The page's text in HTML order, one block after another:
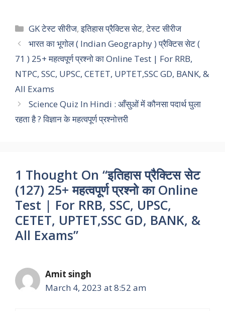
c
e
b
o
o
k
a
t
s
A
p
i
t
t
e
n
k
e
d
n
l
e
g
r
m
p
y
L
i
k
a
r
e
Categories
GK टेस्ट सीरीज,इतिहास प्रैक्टिस सेट,टेस्ट सीरीज
भारत का भूगोल ( Indian Geography ) प्रैक्टिस सेट (
71 ) 25+ महत्वपूर्ण प्रश्नो का Online Test | For RRB,
NTPC, SSC, UPSC, CETET, UPTET,SSC GD, BANK, &
All Exams
Science Quiz In Hindi : आँसुओं में कौनसा पदार्थ घुला
रहता है ? विज्ञान के महत्वपूर्ण प्रश्नोत्तरी
1 Thought On “इतिहास प्रैक्टिस सेट
(127) 25+ महत्वपूर्ण प्रश्नो का Online
Test | For RRB, SSC, UPSC,
CETET, UPTET,SSC GD, BANK, &
All Exams”
Amit singh
March 4, 2023 at 8:52 am